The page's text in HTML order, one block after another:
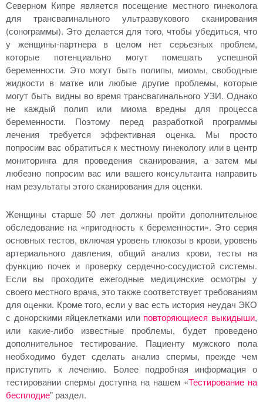
Северном Кипре является посещение местного гинеколога
для трансвагинального ультразвукового сканирования
(сонограммы). Это делается для того, чтобы убедиться, что
у женщины-партнера в целом нет серьезных проблем,
которые потенциально могут помешать успешной
беременности. Это могут быть полипы, миомы, свободные
жидкости в матке или любые другие проблемы, которые
могут быть видны во время трансвагинального УЗИ. Однако
не каждый полип или миома вредны для процесса
беременности. Поэтому перед разработкой программы
лечения требуется эффективная оценка. Мы просто
попросим вас обратиться к местному гинекологу или в центр
мониторинга для проведения сканирования, а затем мы
любезно попросим вас или вашего консультанта направить
нам результаты этого сканирования для оценки.
Женщины старше 50 лет должны пройти дополнительное
обследование на «пригодность к беременности». Это серия
основных тестов, включая уровень глюкозы в крови, уровень
артериального давления, общий анализ крови, тесты на
функцию почек и проверку сердечно-сосудистой системы.
Если вы проходите ежегодные медицинские осмотры у
своего местного врача, это также соответствует требованиям
для оценки. Кроме того, если у вас есть история неудач ЭКО
с донорскими яйцеклетками или повторяющиеся выкидыши,
или какие-либо известные проблемы, будет проведено
дополнительное тестирование. Пациенту мужского пола
необходимо будет сделать анализ спермы, прежде чем
приступить к лечению. Более подробная информация о
тестировании спермы доступна на нашем «Тестирование на
бесплодие" раздел.